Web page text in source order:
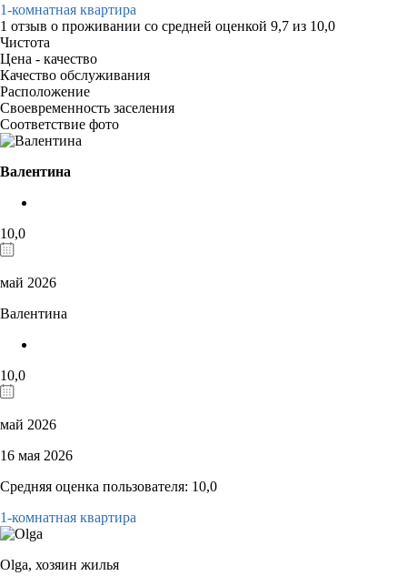
1-комнатная квартира
1 отзыв о проживании со средней оценкой 9,7 из 10,0
Чистота
Цена - качество
Качество обслуживания
Расположение
Своевременность заселения
Соответствие фото
Валентина
10,0
май 2026
Валентина
10,0
май 2026
16 мая 2026
Средняя оценка пользователя: 10,0
1-комнатная квартира
Olga, хозяин жилья